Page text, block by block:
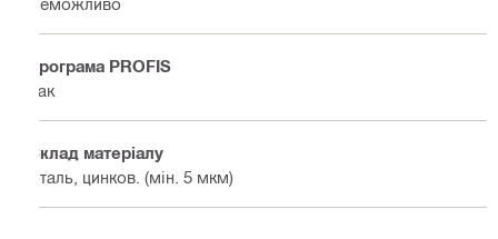
Програма PROFIS
Так
Склад матеріалу
Сталь, цинков. (мін. 5 мкм)